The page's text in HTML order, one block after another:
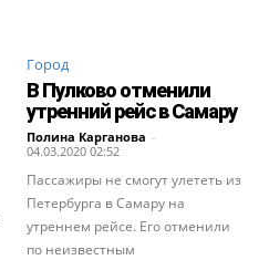
Город
В Пулково отменили
утренний рейс в Самару
Полина Карганова -
04.03.2020 02:52
Пассажиры не смогут улететь из
Петербурга в Самару на
утреннем рейсе. Его отменили
по неизвестным